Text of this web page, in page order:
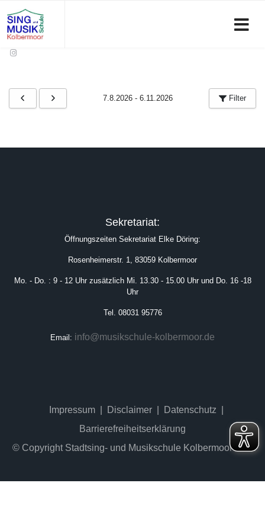
7.8.2026 - 6.11.2026 Filter
Sekretariat:
Öffnungszeiten Sekretariat Elke Döring:
Rosenheimerstr. 1, 83059 Kolbermoor
Mo. - Do. : 9 - 12 Uhr zusätzlich Mi. 13.30 - 15.00 Uhr und Do. 16 -18
Uhr
Tel. 08031 95776
Email: info@musikschule-kolbermoor.de
Impressum Disclaimer
Datenschutz
Barrierefreiheitserklärung
© Copyright Stadtsing- und Musikschule Kolbermoor 2022